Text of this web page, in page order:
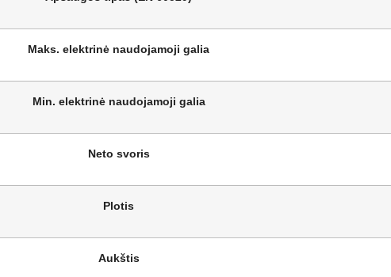
Maks. elektrinė naudojamoji galia
Min. elektrinė naudojamoji galia
Neto svoris
Plotis
Aukštis